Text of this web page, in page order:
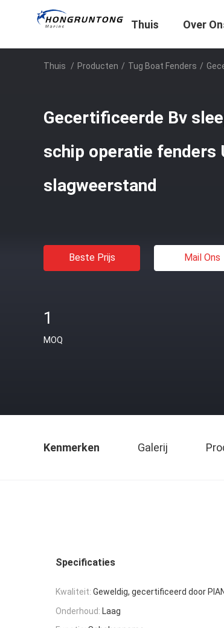
Thuis Over
Thuis / Producten / Tug Boat Fenders /
Gecertificeerde Bv
schip operatie fenders
slagweerstand
Beste Prijs Mail Ons
1
MOQ
Kenmerken Galerij
Specificaties
Kwaliteit: Geweldig, gecertificeerd door
Onderhoud: Laag